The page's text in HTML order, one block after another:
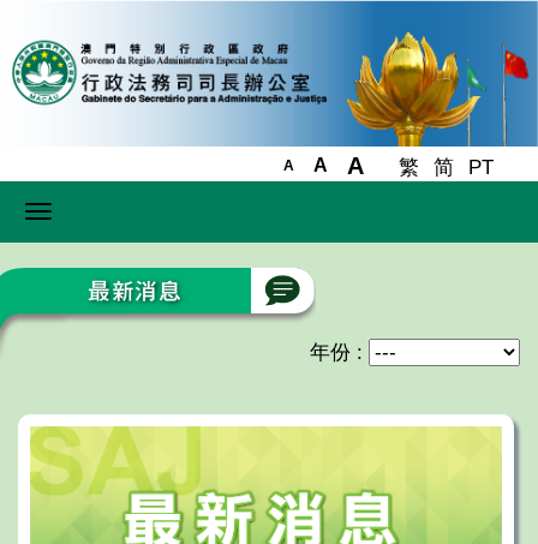
A A A 繁 简 PT
Toggle
年份 :